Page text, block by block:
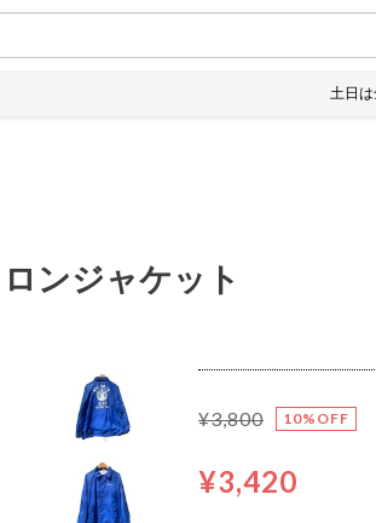
土日は全品
ロンジャケット
¥3,800 10%OFF
¥3,420